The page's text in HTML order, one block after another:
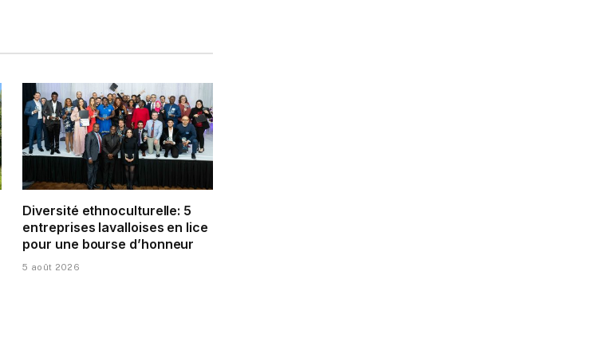
Diversité ethnoculturelle: 5
entreprises lavalloises en lice
pour une bourse d’honneur
5 août 2026